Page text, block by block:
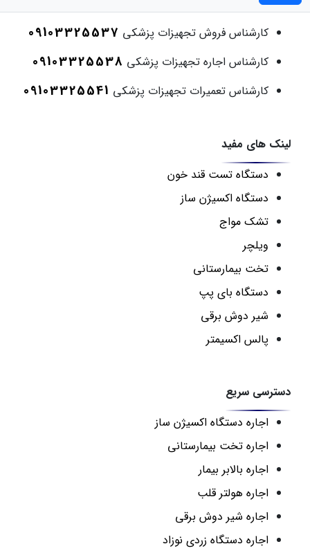
کارشناس فروش تجهیزات پزشکی 09103325537
کارشناس اجاره تجهیزات پزشکی 09103325538
کارشناس تعمیرات تجهیزات پزشکی 09103325541
لینک های مفید
دستگاه تست قند خون
دستگاه اکسیژن ساز
تشک مواج
ویلچر
تخت بیمارستانی
دستگاه بای پپ
شیر دوش برقی
پالس اکسیمتر
دسترسی سریع
اجاره دستگاه اکسیژن ساز
اجاره تخت بیمارستانی
اجاره بالابر بیمار
اجاره هولتر قلب
اجاره شیر دوش برقی
اجاره دستگاه زردی نوزاد